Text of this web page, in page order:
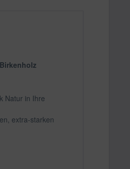
Natur in Ihre
extra-starken